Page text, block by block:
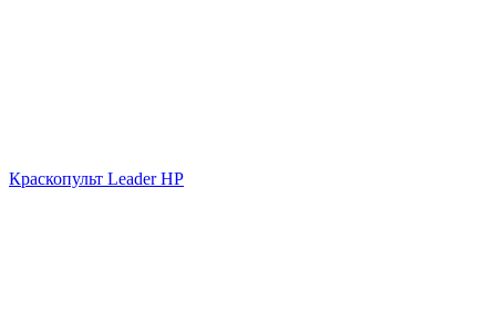
Краскопульт Leader HP